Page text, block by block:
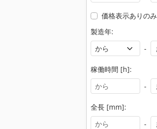
価格表示ありのみ
製造年:
-
稼働時間 [h]:
-
全長 [mm]:
-